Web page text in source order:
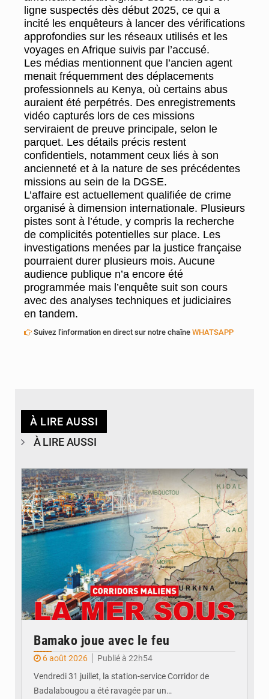
ligne suspectés dès début 2025, ce qui a
incité les enquêteurs à lancer des vérifications
approfondies sur les réseaux utilisés et les
voyages en Afrique suivis par l’accusé.
Les médias mentionnent que l’ancien agent
menait fréquemment des déplacements
professionnels au Kenya, où certains abus
auraient été perpétrés. Des enregistrements
vidéo capturés lors de ces missions
serviraient de preuve principale, selon le
parquet. Les détails précis restent
confidentiels, notamment ceux liés à son
ancienneté et à la nature de ses précédentes
missions au sein de la DGSE.
L’affaire est actuellement qualifiée de crime
organisé à dimension internationale. Plusieurs
pistes sont à l’étude, y compris la recherche
de complicités potentielles sur place. Les
investigations menées par la justice française
pourraient durer plusieurs mois. Aucune
audience publique n’a encore été
programmée mais l’enquête suit son cours
avec des analyses techniques et judiciaires
en tandem.
Suivez l'information en direct sur notre chaîne WHATSAPP
À LIRE AUSSI
À LIRE AUSSI
© JDM
Bamako joue avec le feu
6 août 2026
Publié à 22h54
Vendredi 31 juillet, la station-service Corridor de
Badalabougou a été ravagée par un…